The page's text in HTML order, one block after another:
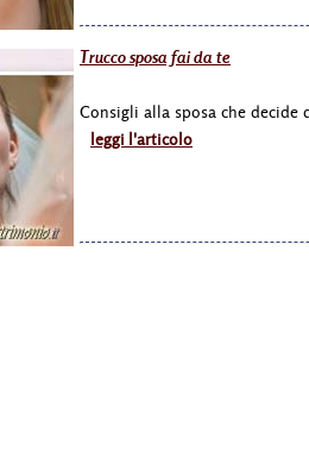
Trucco sposa fai da te
Consigli alla sposa che decide
leggi l'articolo